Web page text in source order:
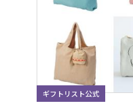
ギフトリスト公式